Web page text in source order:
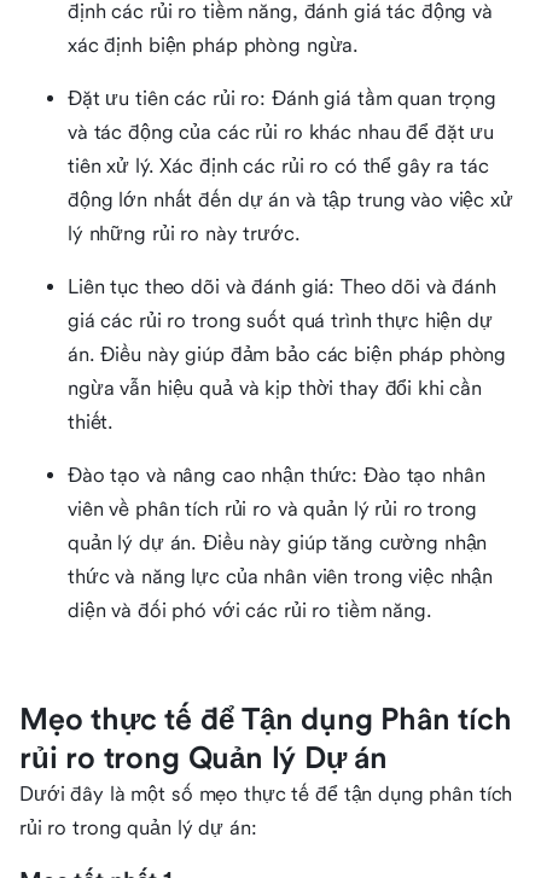
định các rủi ro tiềm năng, đánh giá tác động và
xác định biện pháp phòng ngừa.
Đặt ưu tiên các rủi ro: Đánh giá tầm quan trọng
và tác động của các rủi ro khác nhau để đặt ưu
tiên xử lý. Xác định các rủi ro có thể gây ra tác
động lớn nhất đến dự án và tập trung vào việc xử
lý những rủi ro này trước.
Liên tục theo dõi và đánh giá: Theo dõi và đánh
giá các rủi ro trong suốt quá trình thực hiện dự
án. Điều này giúp đảm bảo các biện pháp phòng
ngừa vẫn hiệu quả và kịp thời thay đổi khi cần
thiết.
Đào tạo và nâng cao nhận thức: Đào tạo nhân
viên về phân tích rủi ro và quản lý rủi ro trong
quản lý dự án. Điều này giúp tăng cường nhận
thức và năng lực của nhân viên trong việc nhận
diện và đối phó với các rủi ro tiềm năng.
Mẹo thực tế để Tận dụng Phân tích
rủi ro trong Quản lý Dự án
Dưới đây là một số mẹo thực tế để tận dụng phân tích
rủi ro trong quản lý dự án: